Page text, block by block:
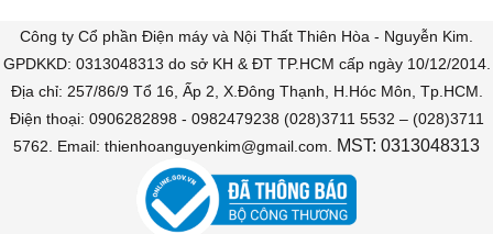
Công ty Cổ phần Điện máy và Nội Thất Thiên Hòa - Nguyễn Kim.
GPDKKD: 0313048313 do sở KH & ĐT TP.HCM cấp ngày 10/12/2014.
Địa chỉ: 257/86/9 Tổ 16, Ấp 2, X.Đông Thạnh, H.Hóc Môn, Tp.HCM.
Điện thoại: 0906282898 - 0982479238 (028)3711 5532 – (028)3711
5762. Email: thienhoanguyenkim@gmail.com.
MST: 0313048313